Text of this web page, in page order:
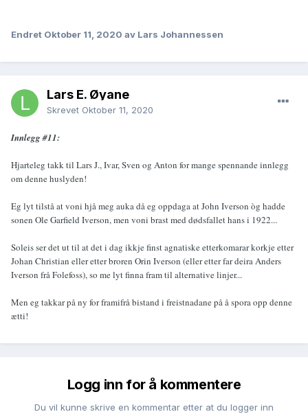
Endret Oktober 11, 2020 av Lars Johannessen
Lars E. Øyane
Skrevet Oktober 11, 2020
Innlegg #11:
Hjarteleg takk til Lars J., Ivar, Sven og Anton for mange spennande innlegg
om denne huslyden!
Eg lyt tilstå at voni hjå meg auka då eg oppdaga at John Iverson òg hadde
sonen Ole Garfield Iverson, men voni brast med dødsfallet hans i 1922...
Soleis ser det ut til at det i dag ikkje finst agnatiske etterkomarar korkje etter
Johan Christian eller etter broren Orin Iverson (eller etter far deira Anders
Iverson frå Folefoss), so me lyt finna fram til alternative linjer...
Men eg takkar på ny for framifrå bistand i freistnadane på å spora opp denne
ætti!
Logg inn for å kommentere
Du vil kunne skrive en kommentar etter at du logger inn